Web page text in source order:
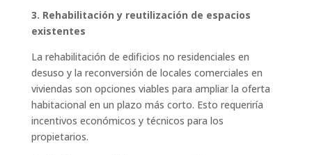
3. Rehabilitación y reutilización de espacios
existentes
La rehabilitación de edificios no residenciales en
desuso y la reconversión de locales comerciales en
viviendas son opciones viables para ampliar la oferta
habitacional en un plazo más corto. Esto requeriría
incentivos económicos y técnicos para los
propietarios.